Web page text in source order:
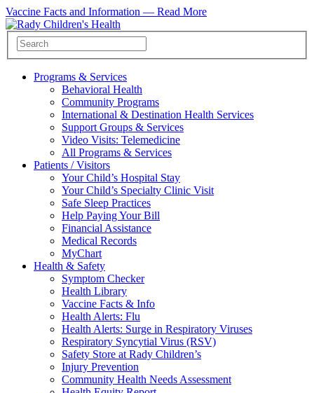
Vaccine Facts and Information — Read More
Programs & Services
Behavioral Health
Community Programs
International & Destination Health Services
Support Groups & Services
Video Visits: Telemedicine
All Programs & Services
Patients / Visitors
Your Child’s Hospital Stay
Your Child’s Specialty Clinic Visit
Safe Sleep Practices
Help Paying Your Bill
Financial Assistance
Medical Records
MyChart
Health & Safety
Symptom Checker
Health Library
Vaccine Facts & Info
Health Alerts: Flu
Health Alerts: Surge in Respiratory Viruses
Respiratory Syncytial Virus (RSV)
Safety Store at Rady Children’s
Injury Prevention
Community Health Needs Assessment